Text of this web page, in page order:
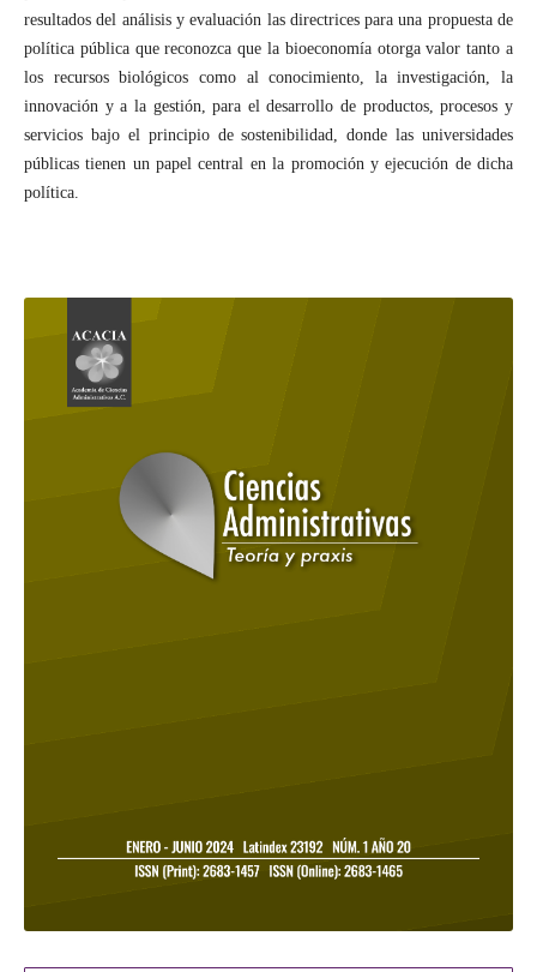
resultados del análisis y evaluación las directrices para una propuesta de
política pública que reconozca que la bioeconomía otorga valor tanto a
los recursos biológicos como al conocimiento, la investigación, la
innovación y a la gestión, para el desarrollo de productos, procesos y
servicios bajo el principio de sostenibilidad, donde las universidades
públicas tienen un papel central en la promoción y ejecución de dicha
política.